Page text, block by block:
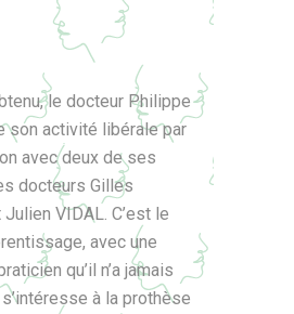
le docteur Philippe
son activité libérale par
avec deux de ses
docteurs Gilles
Julien VIDAL. C’est le
avec une
qu’il n’a jamais
à la prothèse